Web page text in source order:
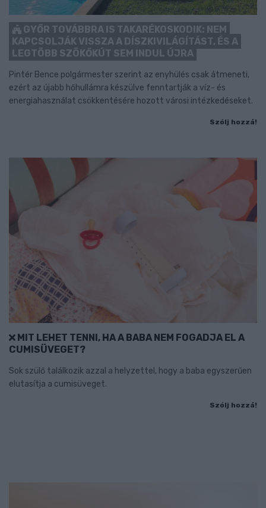
GYŐR TOVÁBBRA IS TAKARÉKOSKODIK: NEM
KAPCSOLJÁK VISSZA A DÍSZKIVILÁGÍTÁST, ÉS A
LEGTÖBB SZÖKŐKÚT SEM INDUL ÚJRA
Pintér Bence polgármester szerint az enyhülés csak átmeneti,
ezért az újabb hőhullámra készülve fenntartják a víz- és
energiahasználat csökkentésére hozott városi intézkedéseket.
Szólj hozzá!
MIT LEHET TENNI, HA A BABA NEM FOGADJA EL A
CUMISÜVEGET?
Sok szülő találkozik azzal a helyzettel, hogy a baba egyszerűen
elutasítja a cumisüveget.
Szólj hozzá!